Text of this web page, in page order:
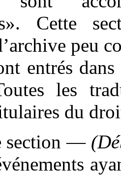
Cette
peu
entrés
les
du
section —